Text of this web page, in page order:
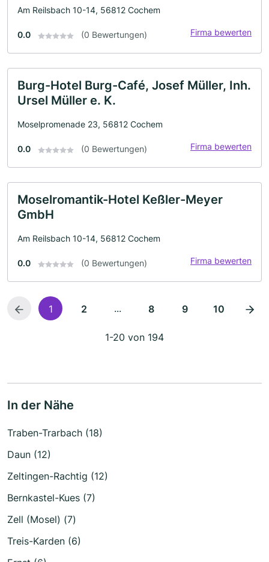
Am Reilsbach 10-14, 56812 Cochem
0.0 (0 Bewertungen) Firma bewerten
Burg-Hotel Burg-Café, Josef Müller, Inh.
Ursel Müller e. K.
Moselpromenade 23, 56812 Cochem
0.0 (0 Bewertungen) Firma bewerten
Moselromantik-Hotel Keßler-Meyer
GmbH
Am Reilsbach 10-14, 56812 Cochem
0.0 (0 Bewertungen) Firma bewerten
1 2 ... 8 9 10
1-20 von 194
In der Nähe
Traben-Trarbach (18)
Daun (12)
Zeltingen-Rachtig (12)
Bernkastel-Kues (7)
Zell (Mosel) (7)
Treis-Karden (6)